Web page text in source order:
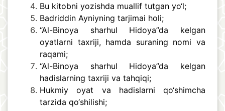
Bu kitobni yozishda muallif tutgan yo‘l;
Badriddin Ayniyning tarjimai holi;
“Al-Binoya sharhul Hidoya”da kelgan
oyatlarni taxriji, hamda suraning nomi va
raqami;
“Al-Binoya sharhul Hidoya”da kelgan
hadislarning taxriji va tahqiqi;
Hukmiy oyat va hadislarni qo‘shimcha
tarzida qo‘shilishi;